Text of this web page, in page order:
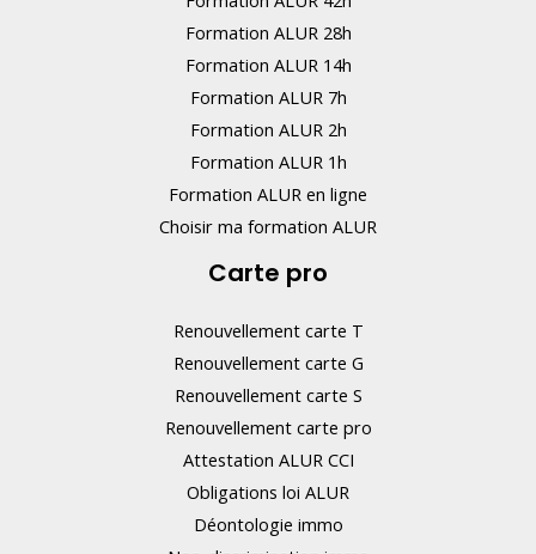
Formation ALUR 28h
Formation ALUR 14h
Formation ALUR 7h
Formation ALUR 2h
Formation ALUR 1h
Formation ALUR en ligne
Choisir ma formation ALUR
Carte pro
Renouvellement carte T
Renouvellement carte G
Renouvellement carte S
Renouvellement carte pro
Attestation ALUR CCI
Obligations loi ALUR
Déontologie immo